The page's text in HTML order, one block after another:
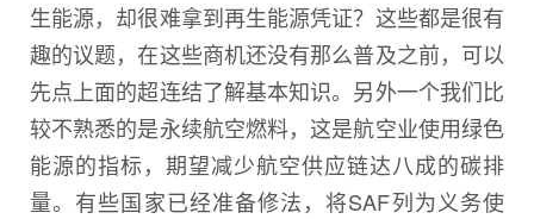
生能源，却很难拿到再生能源凭证？这些都是很有
趣的议题，在这些商机还没有那么普及之前，可以
先点上面的超连结了解基本知识。另外一个我们比
较不熟悉的是永续航空燃料，这是航空业使用绿色
能源的指标，期望减少航空供应链达八成的碳排
量。有些国家已经准备修法，将SAF列为义务使